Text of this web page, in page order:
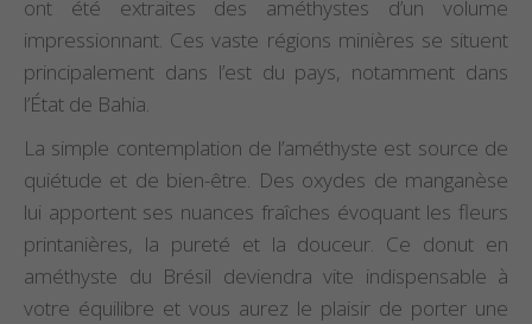
ont été extraites des améthystes d’un volume
impressionnant. Ces vaste régions minières se situent
principalement dans l’est du pays, notamment dans
l’État de Bahia.
La simple contemplation de l’améthyste est source de
quiétude et de bien-être. Des oxydes de manganèse
lui apportent ses nuances fraîches évoquant les fleurs
printanières, la pureté et la douceur. Ce donut en
améthyste du Brésil deviendra vite indispensable à
votre équilibre et vous aurez le plaisir de porter une